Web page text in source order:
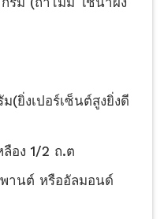
(ยิ่งเปอร์เซ็นต์​สูงยิ่งดี
อง 1/2 ถ.ต
านต์ หรืออัลมอนด์